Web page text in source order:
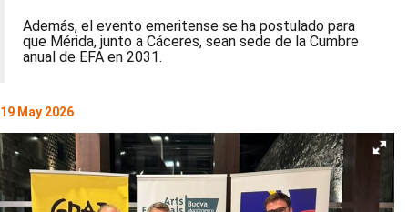
Además, el evento emeritense se ha postulado para
que Mérida, junto a Cáceres, sean sede de la Cumbre
anual de EFA en 2031.
19 May 2026